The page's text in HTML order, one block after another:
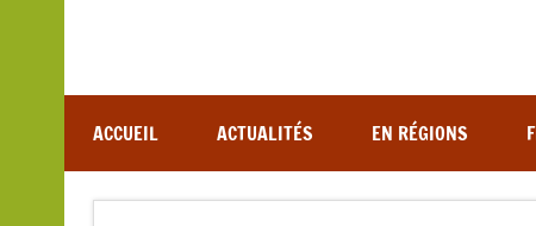
ACCUEIL ACTUALITÉS EN RÉGIONS